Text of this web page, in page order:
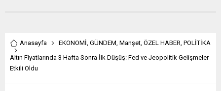
Anasayfa EKONOMİ, GÜNDEM, Manşet, ÖZEL HABER, POLİTİKA
Altın Fiyatlarında 3 Hafta Sonra İlk Düşüş: Fed ve Jeopolitik Gelişmeler
Etkili Oldu